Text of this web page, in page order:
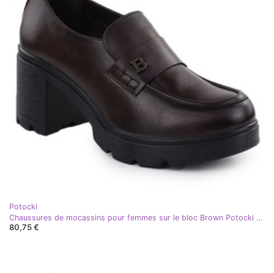
Potocki
Chaussures de mocassins pour femmes sur le bloc Brown Potocki SZ12700 brun
80,75 €